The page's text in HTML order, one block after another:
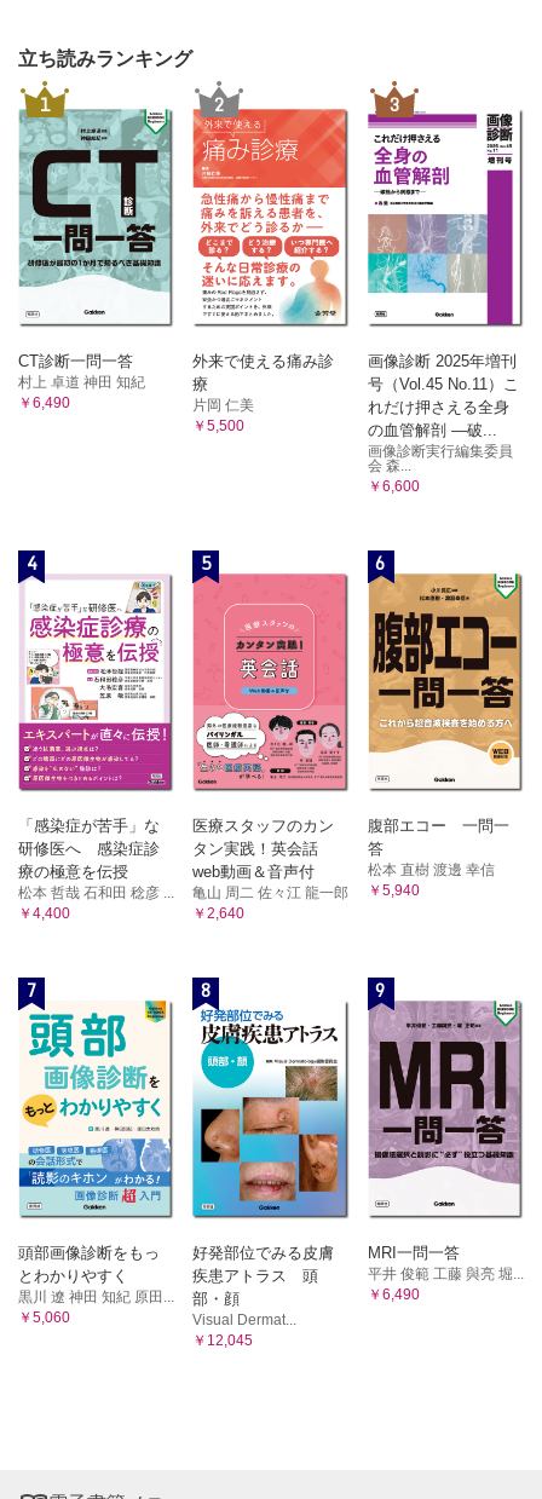
立ち読みランキング
1
CT診断一問一答
村上 卓道 神田 知紀
￥6,490
2
外来で使える痛み診
療
片岡 仁美
￥5,500
3
画像診断 2025年増刊
号（Vol.45 No.11）こ
れだけ押さえる全身
の血管解剖 ―破...
画像診断実行編集委員
会 森...
￥6,600
4
「感染症が苦手」な
研修医へ 感染症診
療の極意を伝授
松本 哲哉 石和田 稔彦 ...
￥4,400
5
医療スタッフのカン
タン実践！英会話
web動画＆音声付
亀山 周二 佐々江 龍一郎
￥2,640
6
腹部エコー 一問一
答
松本 直樹 渡邊 幸信
￥5,940
7
頭部画像診断をもっ
とわかりやすく
黒川 遼 神田 知紀 原田...
￥5,060
8
好発部位でみる皮膚
疾患アトラス 頭
部・顔
Visual Dermat...
￥12,045
9
MRI一問一答
平井 俊範 工藤 與亮 堀...
￥6,490